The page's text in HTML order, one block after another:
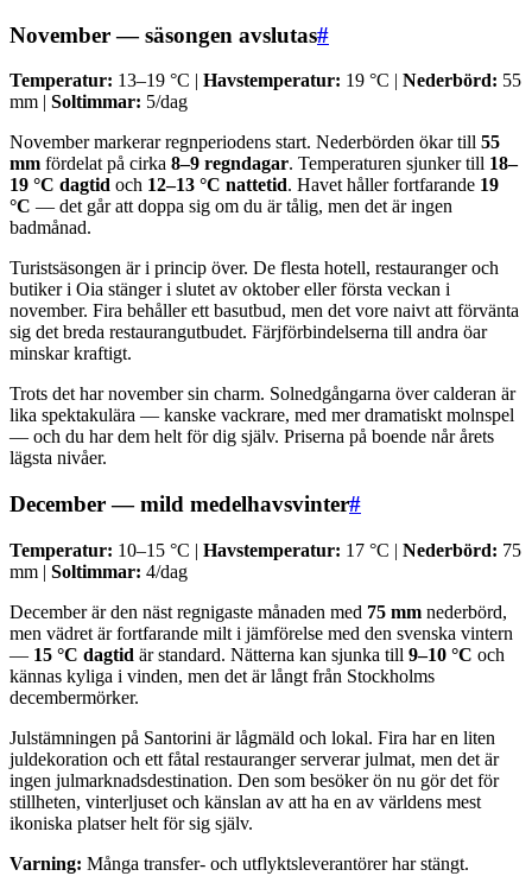
November — säsongen avslutas#
Temperatur: 13–19 °C | Havstemperatur: 19 °C | Nederbörd: 55
mm | Soltimmar: 5/dag
November markerar regnperiodens start. Nederbörden ökar till 55
mm fördelat på cirka 8–9 regndagar. Temperaturen sjunker till 18–
19 °C dagtid och 12–13 °C nattetid. Havet håller fortfarande 19
°C — det går att doppa sig om du är tålig, men det är ingen
badmånad.
Turistsäsongen är i princip över. De flesta hotell, restauranger och
butiker i Oia stänger i slutet av oktober eller första veckan i
november. Fira behåller ett basutbud, men det vore naivt att förvänta
sig det breda restaurangutbudet. Färjförbindelserna till andra öar
minskar kraftigt.
Trots det har november sin charm. Solnedgångarna över calderan är
lika spektakulära — kanske vackrare, med mer dramatiskt molnspel
— och du har dem helt för dig själv. Priserna på boende når årets
lägsta nivåer.
December — mild medelhavsvinter#
Temperatur: 10–15 °C | Havstemperatur: 17 °C | Nederbörd: 75
mm | Soltimmar: 4/dag
December är den näst regnigaste månaden med 75 mm nederbörd,
men vädret är fortfarande milt i jämförelse med den svenska vintern
— 15 °C dagtid är standard. Nätterna kan sjunka till 9–10 °C och
kännas kyliga i vinden, men det är långt från Stockholms
decembermörker.
Julstämningen på Santorini är lågmäld och lokal. Fira har en liten
juldekoration och ett fåtal restauranger serverar julmat, men det är
ingen julmarknadsdestination. Den som besöker ön nu gör det för
stillheten, vinterljuset och känslan av att ha en av världens mest
ikoniska platser helt för sig själv.
Varning: Många transfer- och utflyktsleverantörer har stängt.